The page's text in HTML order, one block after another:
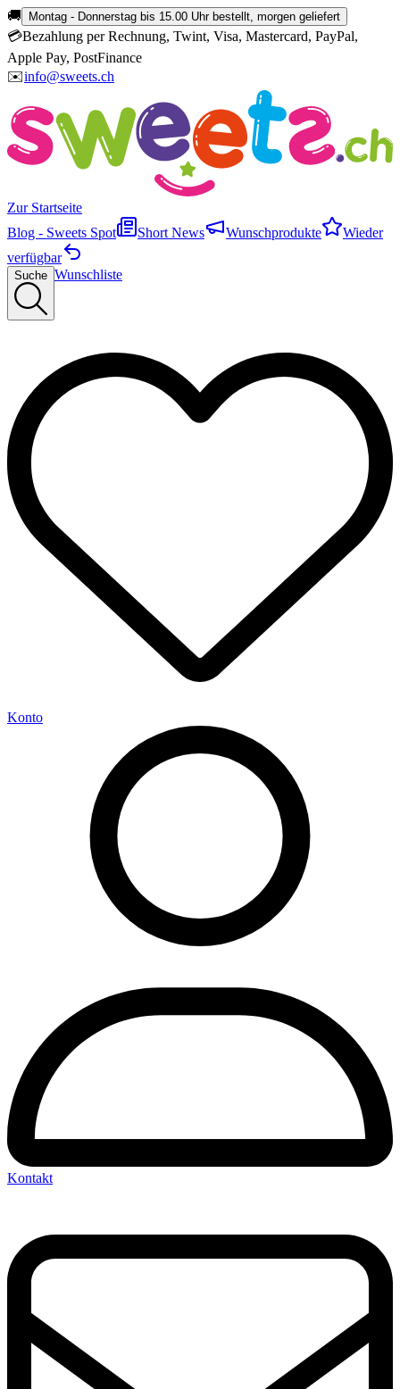
🚚 Montag - Donnerstag bis 15.00 Uhr bestellt, morgen geliefert
💳Bezahlung per Rechnung, Twint, Visa, Mastercard, PayPal,
Apple Pay, PostFinance
✉️info@sweets.ch
Zur Startseite
Blog - Sweets Spot
Short News Wunschprodukte
Wieder
verfügbar
Suche Wunschliste
Konto
Kontakt